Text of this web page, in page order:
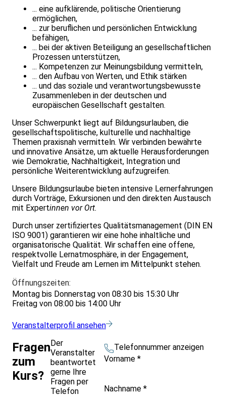
... eine aufklärende, politische Orientierung
ermöglichen,
... zur beruflichen und persönlichen Entwicklung
befähigen,
... bei der aktiven Beteiligung an gesellschaftlichen
Prozessen unterstützen,
... Kompetenzen zur Meinungsbildung vermitteln,
... den Aufbau von Werten, und Ethik stärken
... und das soziale und verantwortungsbewusste
Zusammenleben in der deutschen und
europäischen Gesellschaft gestalten.
Unser Schwerpunkt liegt auf Bildungsurlauben, die
gesellschaftspolitische, kulturelle und nachhaltige
Themen praxisnah vermitteln. Wir verbinden bewährte
und innovative Ansätze, um aktuelle Herausforderungen
wie Demokratie, Nachhaltigkeit, Integration und
persönliche Weiterentwicklung aufzugreifen.
Unsere Bildungsurlaube bieten intensive Lernerfahrungen
durch Vorträge, Exkursionen und den direkten Austausch
mit Expertinnen vor Ort.
Durch unser zertifiziertes Qualitätsmanagement (DIN EN
ISO 9001) garantieren wir eine hohe inhaltliche und
organisatorische Qualität. Wir schaffen eine offene,
respektvolle Lernatmosphäre, in der Engagement,
Vielfalt und Freude am Lernen im Mittelpunkt stehen.
Öffnungszeiten:
Montag bis Donnerstag von 08:30 bis 15:30 Uhr
Freitag von 08:00 bis 14:00 Uhr
Veranstalterprofil ansehen
Fragen
zum
Kurs?
Der
Veranstalter
beantwortet
gerne Ihre
Fragen per
Telefon
Telefonnummer anzeigen
Vorname *
Nachname *